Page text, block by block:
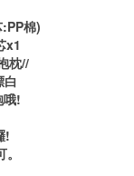
棉)
x1
枕//
哦!
!